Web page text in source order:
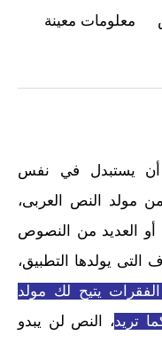
معلومات معينة
يستبدل في نفس
مولد النص العربى،
العديد من النصوص
التى يولدها التطبيق،
يتيح لك مولد
تريد، النص لن يبدو